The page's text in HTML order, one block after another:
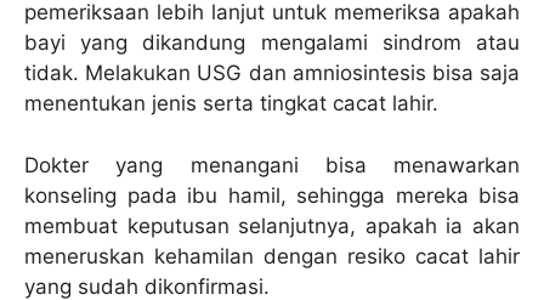
pemeriksaan lebih lanjut untuk memeriksa apakah
bayi yang dikandung mengalami sindrom atau
tidak. Melakukan USG dan amniosintesis bisa saja
menentukan jenis serta tingkat cacat lahir.
Dokter yang menangani bisa menawarkan
konseling pada ibu hamil, sehingga mereka bisa
membuat keputusan selanjutnya, apakah ia akan
meneruskan kehamilan dengan resiko cacat lahir
yang sudah dikonfirmasi.